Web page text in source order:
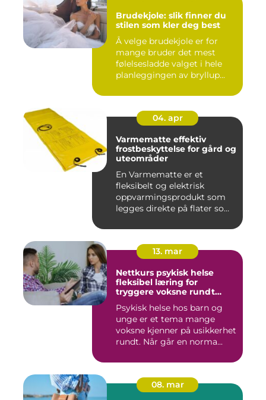
Brudekjole: slik finner du
stilen som kler deg best
Å velge brudekjole er for
mange bruder det mest
følelsesladde valget i hele
planleggingen av bryllup...
04. apr
Varmematte effektiv
frostbeskyttelse for gård og
uteområder
En Varmematte er et
fleksibelt og elektrisk
oppvarmingsprodukt som
legges direkte på flater som
13. mar
Nettkurs psykisk helse
fleksibel læring for
tryggere voksne rundt
Psykisk helse hos barn og
unge er et tema mange
voksne kjenner på usikkerhet
rundt. Når går en norma...
08. mar